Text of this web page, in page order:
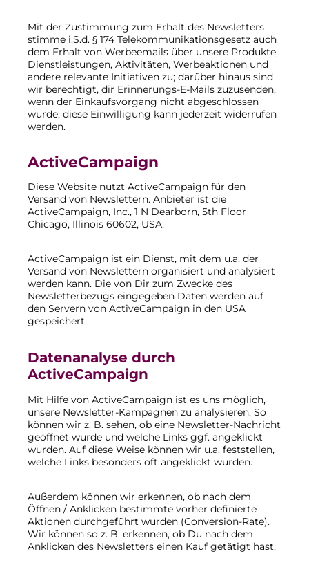
Mit der Zustimmung zum Erhalt des Newsletters
stimme i.S.d. § 174 Telekommunikationsgesetz auch
dem Erhalt von Werbeemails über unsere Produkte,
Dienstleistungen, Aktivitäten, Werbeaktionen und
andere relevante Initiativen zu; darüber hinaus sind
wir berechtigt, dir Erinnerungs-E-Mails zuzusenden,
wenn der Einkaufsvorgang nicht abgeschlossen
wurde; diese Einwilligung kann jederzeit widerrufen
werden.
ActiveCampaign
Diese Website nutzt ActiveCampaign für den
Versand von Newslettern. Anbieter ist die
ActiveCampaign, Inc., 1 N Dearborn, 5th Floor
Chicago, Illinois 60602, USA.
ActiveCampaign ist ein Dienst, mit dem u.a. der
Versand von Newslettern organisiert und analysiert
werden kann. Die von Dir zum Zwecke des
Newsletterbezugs eingegeben Daten werden auf
den Servern von ActiveCampaign in den USA
gespeichert.
Datenanalyse durch
ActiveCampaign
Mit Hilfe von ActiveCampaign ist es uns möglich,
unsere Newsletter-Kampagnen zu analysieren. So
können wir z. B. sehen, ob eine Newsletter-Nachricht
geöffnet wurde und welche Links ggf. angeklickt
wurden. Auf diese Weise können wir u.a. feststellen,
welche Links besonders oft angeklickt wurden.
Außerdem können wir erkennen, ob nach dem
Öffnen / Anklicken bestimmte vorher definierte
Aktionen durchgeführt wurden (Conversion-Rate).
Wir können so z. B. erkennen, ob Du nach dem
Anklicken des Newsletters einen Kauf getätigt hast.